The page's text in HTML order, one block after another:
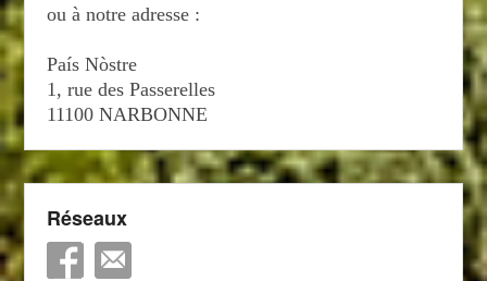
ou à notre adresse :
País Nòstre
1, rue des Passerelles
11100 NARBONNE
Réseaux